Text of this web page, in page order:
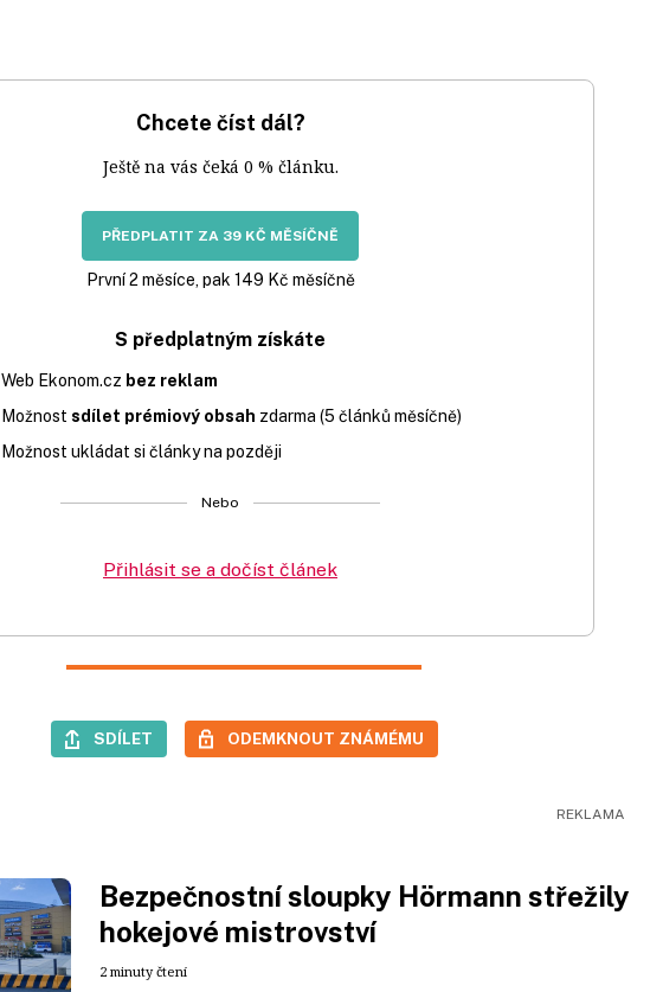
Chcete číst dál?
Ještě na vás čeká 0 % článku.
PŘEDPLATIT ZA 39 KČ MĚSÍČNĚ
První 2 měsíce, pak 149 Kč měsíčně
S předplatným získáte
Web Ekonom.cz bez reklam
Možnost sdílet prémiový obsah zdarma (5 článků měsíčně)
Možnost ukládat si články na později
Nebo
Přihlásit se a dočíst článek
SDÍLET ODEMKNOUT ZNÁMÉMU
Bezpečnostní sloupky Hörmann střežily
hokejové mistrovství
2 minuty čtení